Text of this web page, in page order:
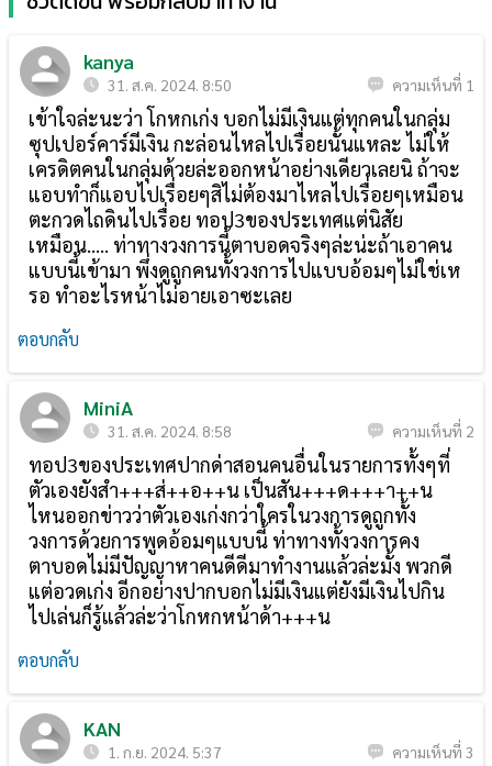
kanya
31. ส.ค. 2024. 8:50 ความเห็นที่ 1
เข้าใจล่ะนะว่า โกหกเก่ง บอกไม่มีเงินแต่ทุกคนในกลุ่ม
ซุปเปอร์คาร์มีเงิน กะล่อนไหลไปเรื่อยนั้นแหละ ไม่ให้
เครดิตคนในกลุ่มด้วยล่ะออกหน้าอย่างเดียวเลยนิ ถ้าจะ
แอบทำก็แอบไปเรื่อยๆสิไม่ต้องมาไหลไปเรื่อยๆเหมือน
ตะกวดไถดินไปเรื่อย ทอป3ของประเทศแต่นิสัย
เหมือน..... ท่าทางวงการนี้ตาบอดจริงๆล่ะน่ะถ้าเอาคน
แบบนี้เข้ามา พึ่งดูถูกคนทั้งวงการไปแบบอ้อมๆไม่ใช่เห
รอ ทำอะไรหน้าไม่อายเอาซะเลย
ตอบกลับ
MiniA
31. ส.ค. 2024. 8:58 ความเห็นที่ 2
ทอป3ของประเทศปากด่าสอนคนอื่นในรายการทั้งๆที่
ตัวเองยังสำ+++ส่++อ++น เป็นสัน+++ด+++า++น
ไหนออกข่าวว่าตัวเองเก่งกว่าใครในวงการดูถูกทั้ง
วงการด้วยการพูดอ้อมๆแบบนี้ ท่าทางทั้งวงการคง
ตาบอดไม่มีปัญญาหาคนดีดีมาทำงานแล้วล่ะมั้ง พวกดี
แต่อวดเก่ง อีกอย่างปากบอกไม่มีเงินแต่ยังมีเงินไปกิน
ไปเล่นก็รู้แล้วล่ะว่าโกหกหน้าด้า+++น
ตอบกลับ
KAN
1. ก.ย. 2024. 5:37 ความเห็นที่ 3